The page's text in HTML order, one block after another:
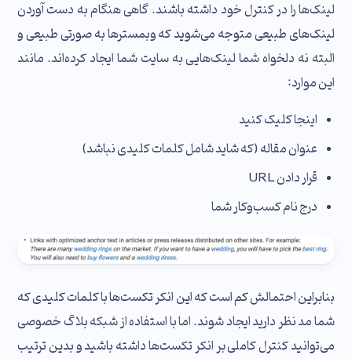
لینک‌ها را در کنترل خود داشته باشند. گاهی هنگام به دست آوردن
لینک‌های طبیعی متوجه می‌شوید که وبمسترها به صورتی طبیعی و
البته نه دلخواه شما لینک‌هایی به سایت شما ایجاد کرده‌اند. مانند
این موارد:
اینجا کلیک کنید
عنوان مقاله (که شاید شامل کلمات کلیدی نباشد)
قرار دادن URL
درج نام کسب‌وکار شما
بنابراین احتمالش کم است که این انکر تکست‌ها با کلمات کلیدی که
شما مد نظر دارید ایجاد شوند. اما با استفاده از شبکه بلاگ خصوصی
می‌توانید کنترل کاملی بر انکر تکست‌ها داشته باشید و بدین ترتیب